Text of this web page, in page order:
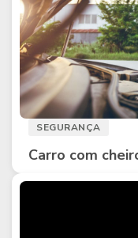
SEGURANÇA
Carro com